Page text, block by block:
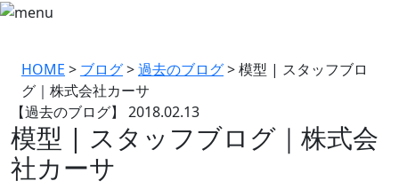
HOME > ブログ>過去のブログ>模型 | スタッフブロ
グ｜株式会社カーサ
【過去のブログ】 2018.02.13
模型 | スタッフブログ｜株式会
社カーサ